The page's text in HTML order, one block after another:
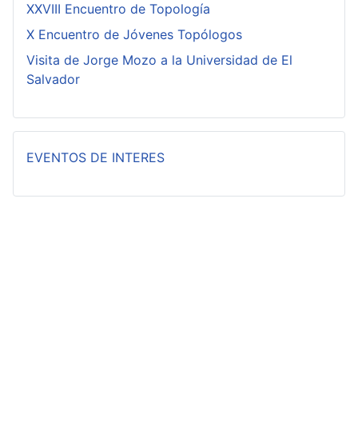
XXVIII Encuentro de Topología
X Encuentro de Jóvenes Topólogos
Visita de Jorge Mozo a la Universidad de El
Salvador
EVENTOS DE INTERES